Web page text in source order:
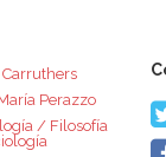
Carruthers
Perazzo
/ Filosofía